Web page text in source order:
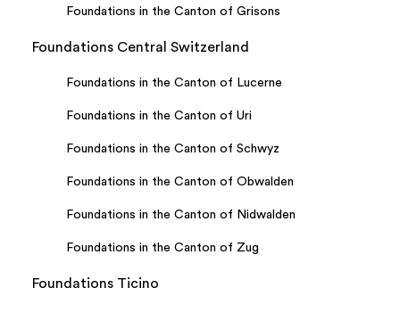
Foundations in the Canton of Grisons
Foundations Central Switzerland
Foundations in the Canton of Lucerne
Foundations in the Canton of Uri
Foundations in the Canton of Schwyz
Foundations in the Canton of Obwalden
Foundations in the Canton of Nidwalden
Foundations in the Canton of Zug
Foundations Ticino